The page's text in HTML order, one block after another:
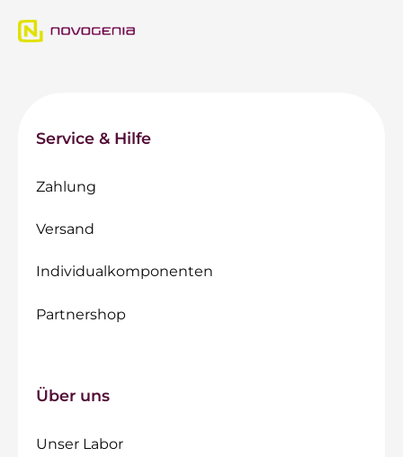
Service & Hilfe
Zahlung
Versand
Individualkomponenten
Partnershop
Über uns
Unser Labor